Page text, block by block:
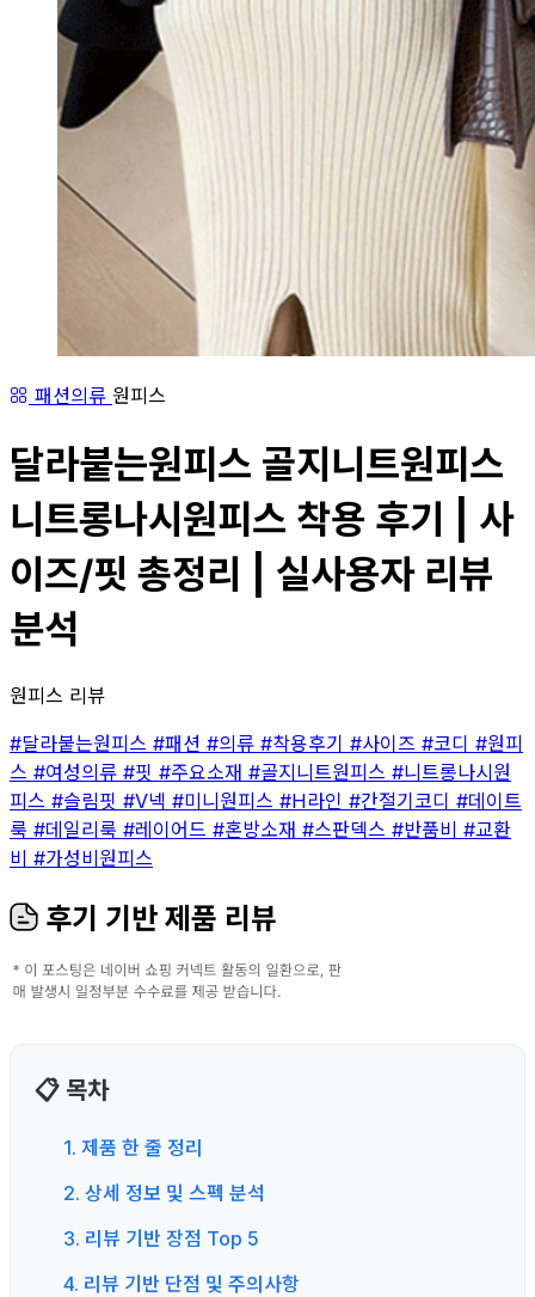
패션의류 원피스
달라붙는원피스 골지니트원피스
니트롱나시원피스 착용 후기 | 사
이즈/핏 총정리 | 실사용자 리뷰
분석
원피스 리뷰
#달라붙는원피스 #패션 #의류 #착용후기 #사이즈 #코디 #원피
스 #여성의류 #핏 #주요소재 #골지니트원피스 #니트롱나시원
피스 #슬림핏 #V넥 #미니원피스 #H라인 #간절기코디 #데이트
룩 #데일리룩 #레이어드 #혼방소재 #스판덱스 #반품비 #교환
비 #가성비원피스
후기 기반 제품 리뷰
📋 목차
1. 제품 한 줄 정리
2. 상세 정보 및 스펙 분석
3. 리뷰 기반 장점 Top 5
4. 리뷰 기반 단점 및 주의사항